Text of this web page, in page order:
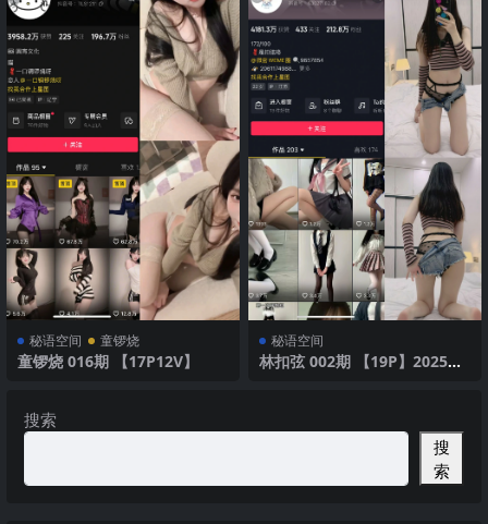
秘语空间 童锣烧
童锣烧 016期 【17P12V】
秘语空间
林扣弦 002期 【19P】2025年
搜索
搜
索